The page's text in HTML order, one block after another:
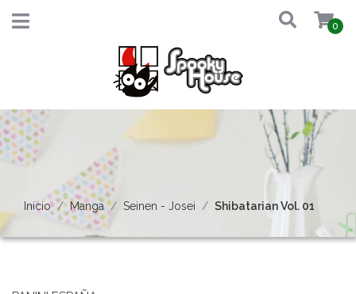
0
Inicio Manga Seinen - Josei Shibatarian Vol. 01